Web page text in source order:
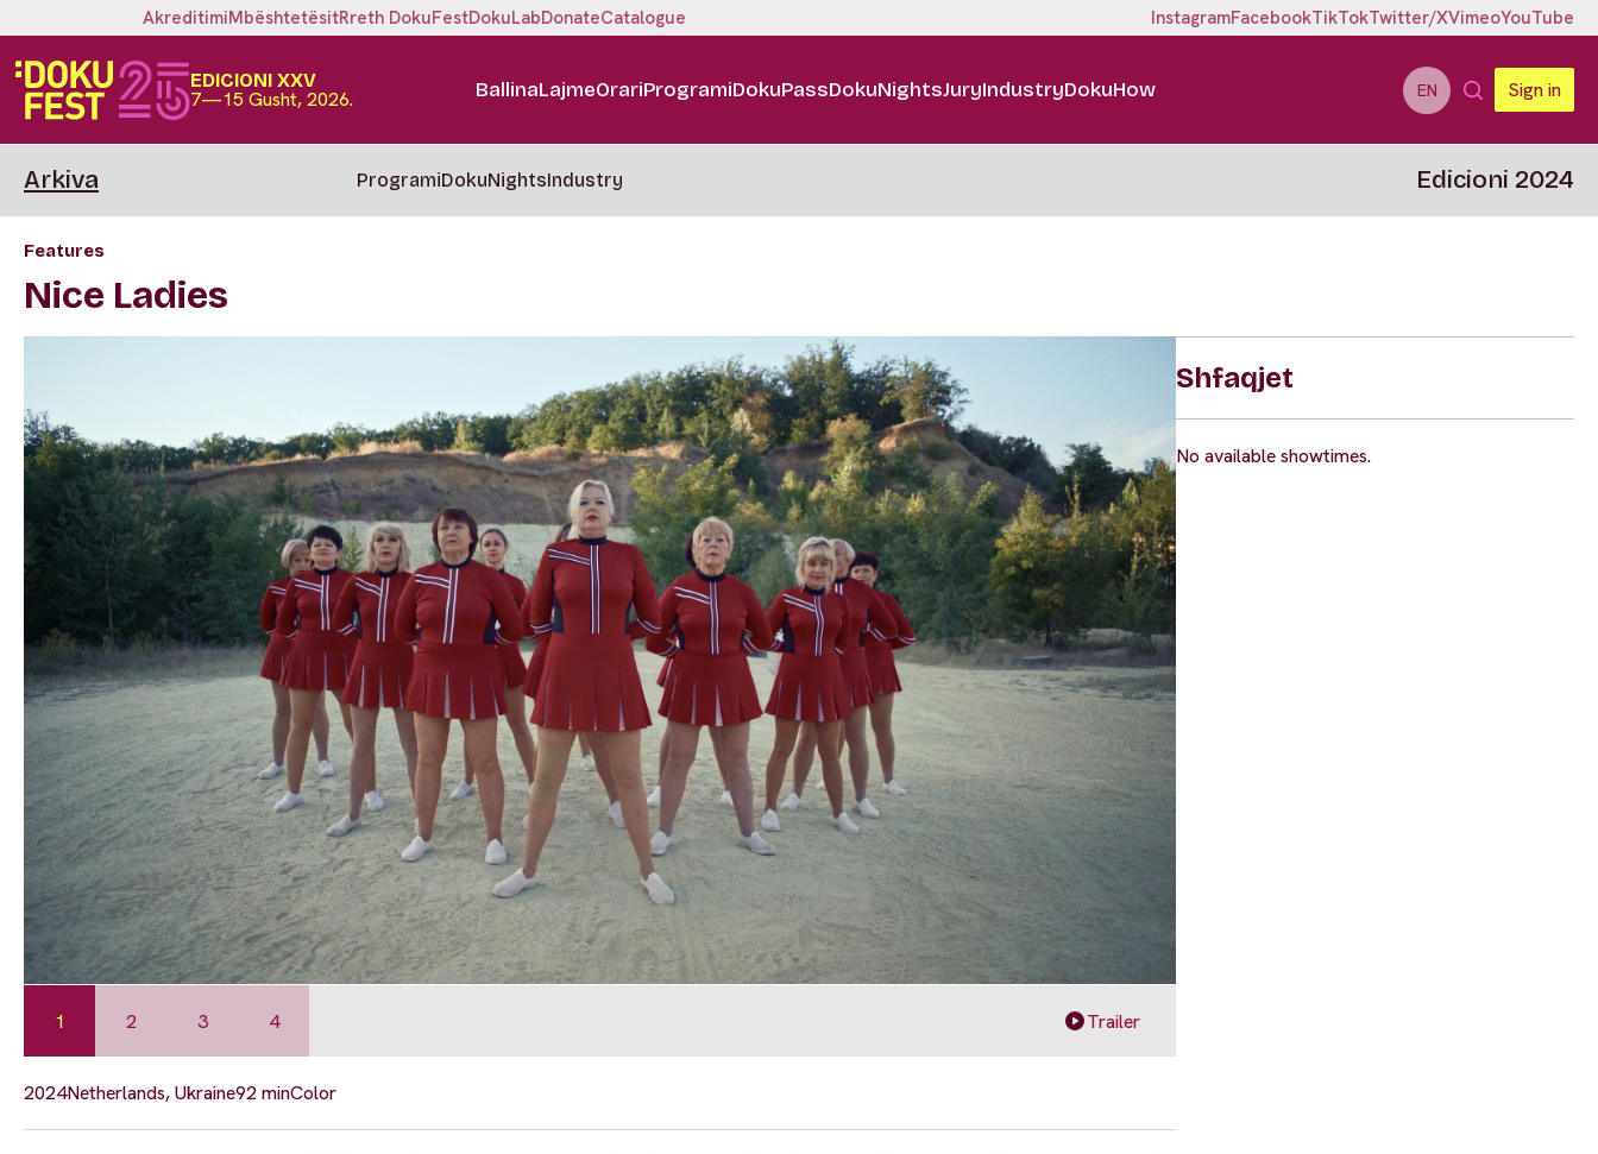
AkreditimiMbështetësitRreth DokuFestDokuLabDonateCatalogue InstagramFacebookTikTokTwitter/XVimeoYouTube
EDICIONI XXV
7—15 Gusht, 2026. BallinaLajmeOrariProgramiDokuPassDokuNightsJuryIndustryDokuHow EN Sign in
Arkiva ProgramiDokuNightsIndustry Edicioni 2024
Features
Nice Ladies
1 2 3 4 Trailer
2024Netherlands, Ukraine92 minColor
Shfaqjet
No available showtimes.